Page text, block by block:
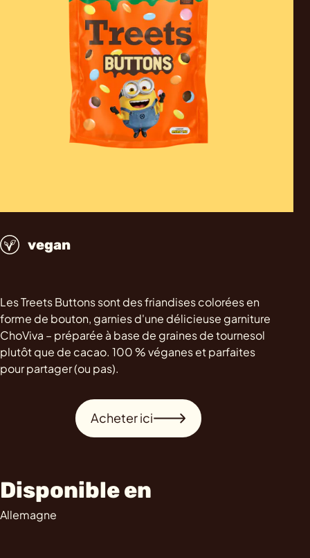
vegan
Les Treets Buttons sont des friandises colorées en
forme de bouton, garnies d'une délicieuse garniture
ChoViva – préparée à base de graines de tournesol
plutôt que de cacao. 100 % véganes et parfaites
pour partager (ou pas).
Acheter ici
Disponible en
Allemagne